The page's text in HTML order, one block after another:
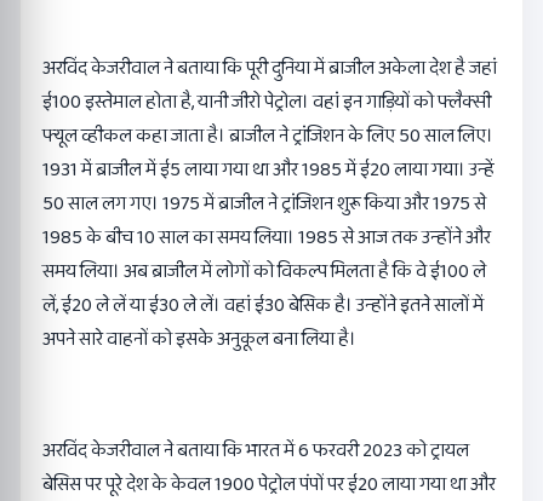
अरविंद केजरीवाल ने बताया कि पूरी दुनिया में ब्राजील अकेला देश है जहां
ई100 इस्तेमाल होता है, यानी जीरो पेट्रोल। वहां इन गाड़ियों को फ्लैक्सी
फ्यूल व्हीकल कहा जाता है। ब्राजील ने ट्रांजिशन के लिए 50 साल लिए।
1931 में ब्राजील में ई5 लाया गया था और 1985 में ई20 लाया गया। उन्हें
50 साल लग गए। 1975 में ब्राजील ने ट्रांजिशन शुरू किया और 1975 से
1985 के बीच 10 साल का समय लिया। 1985 से आज तक उन्होंने और
समय लिया। अब ब्राजील में लोगों को विकल्प मिलता है कि वे ई100 ले
लें, ई20 ले लें या ई30 ले लें। वहां ई30 बेसिक है। उन्होंने इतने सालों में
अपने सारे वाहनों को इसके अनुकूल बना लिया है।
अरविंद केजरीवाल ने बताया कि भारत में 6 फरवरी 2023 को ट्रायल
बेसिस पर पूरे देश के केवल 1900 पेट्रोल पंपों पर ई20 लाया गया था और